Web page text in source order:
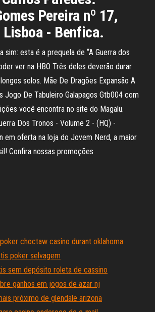
Pereira nº 17,
- Benfica.
sim: esta é a prequela de “A Guerra dos
ver na HBO Três deles deverão durar
solos. Mãe De Dragões Expansão A
Jogo De Tabuleiro Galapagos Gtb004 com
você encontra no site do Magalu.
Dos Tronos - Volume 2 - (HQ) -
em oferta na loja do Jovem Nerd, a maior
Confira nossas promoções
choctaw casino durant oklahoma
poker selvagem
sem depósito roleta de cassino
ganhos em jogos de azar nj
próximo de glendale arizona